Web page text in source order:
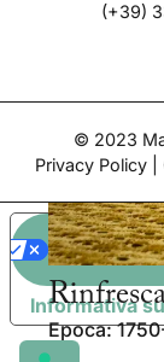
Epoca:
(+39)
© 2023
Privacy Policy|
Informativa
LE TUE